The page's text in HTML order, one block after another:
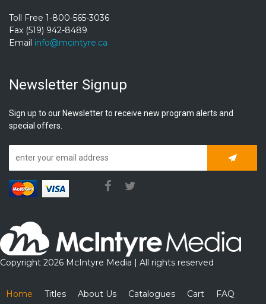
Toll Free 1-800-565-3036
Fax (519) 942-8489
Email info@mcintyre.ca
Newsletter Signup
Sign up to our Newsletter to receive new program alerts and
special offers.
Copyright 2026 McIntyre Media | All rights reserved
Home Titles About Us Catalogues Cart FAQ